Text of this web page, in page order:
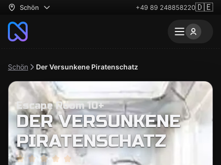
Schön +49 89 248858220🇩🇪
Schön Der Versunkene Piratenschatz
Escape Room 10+
DER VERSUNKENE
PIRATENSCHATZ